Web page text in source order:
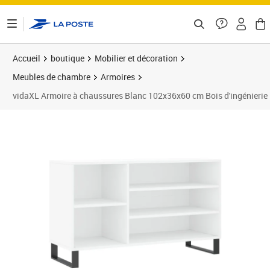
Accueil boutique
Mobilier et décoration
Meubles de chambre
Armoires
vidaXL Armoire à chaussures Blanc 102x36x60 cm Bois d'ingénierie